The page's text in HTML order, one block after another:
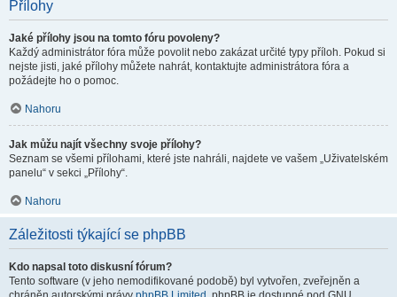
Přílohy
Jaké přílohy jsou na tomto fóru povoleny?
Každý administrátor fóra může povolit nebo zakázat určité typy příloh. Pokud si
nejste jisti, jaké přílohy můžete nahrát, kontaktujte administrátora fóra a
požádejte ho o pomoc.
Nahoru
Jak můžu najít všechny svoje přílohy?
Seznam se všemi přílohami, které jste nahráli, najdete ve vašem „Uživatelském
panelu“ v sekci „Přílohy“.
Nahoru
Záležitosti týkající se phpBB
Kdo napsal toto diskusní fórum?
Tento software (v jeho nemodifikované podobě) byl vytvořen, zveřejněn a